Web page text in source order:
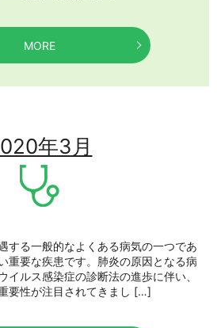
MORE
年3月
する一般的なよくある病気の一つであ
重要な疾患です。肺炎の原因となる病
イルス感染症の診断法の進歩に伴い、
要性が注目されてきまし […]